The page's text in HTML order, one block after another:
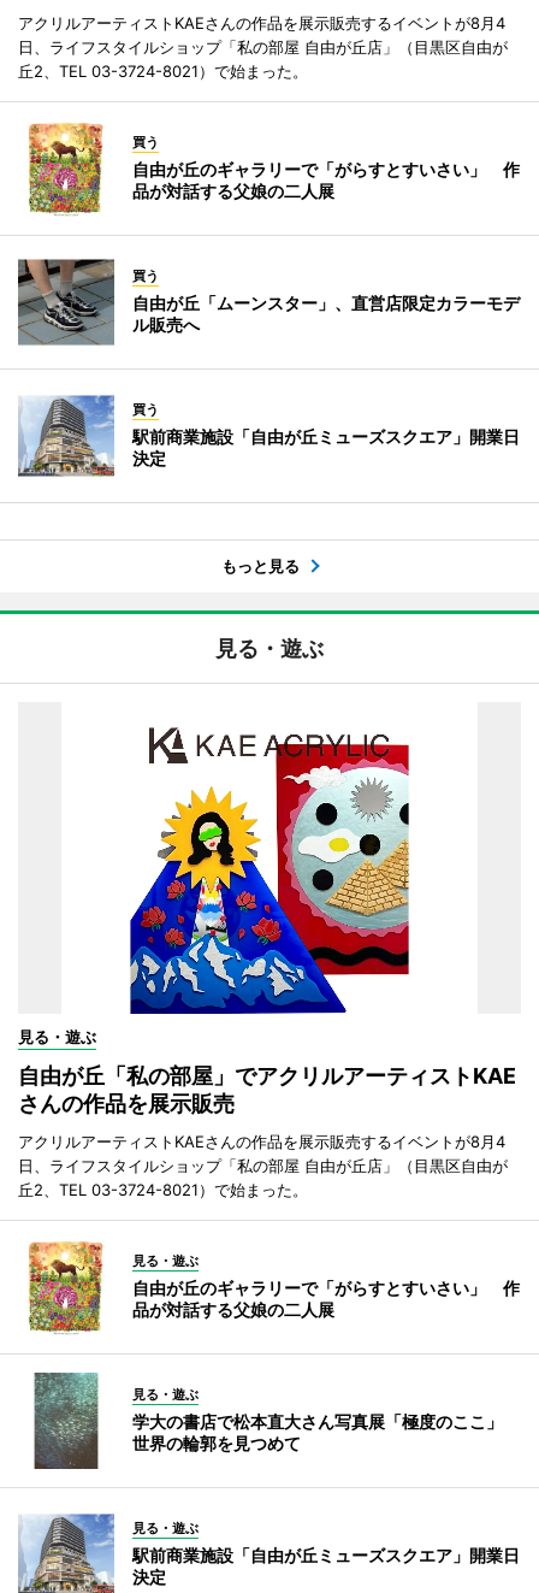
アクリルアーティストKAEさんの作品を展示販売するイベントが8月4
日、ライフスタイルショップ「私の部屋 自由が丘店」（目黒区自由が
丘2、TEL 03-3724-8021）で始まった。
買う
自由が丘のギャラリーで「がらすとすいさい」 作
品が対話する父娘の二人展
買う
自由が丘「ムーンスター」、直営店限定カラーモデ
ル販売へ
買う
駅前商業施設「自由が丘ミューズスクエア」開業日
決定
もっと見る
見る・遊ぶ
見る・遊ぶ
自由が丘「私の部屋」でアクリルアーティストKAE
さんの作品を展示販売
アクリルアーティストKAEさんの作品を展示販売するイベントが8月4
日、ライフスタイルショップ「私の部屋 自由が丘店」（目黒区自由が
丘2、TEL 03-3724-8021）で始まった。
見る・遊ぶ
自由が丘のギャラリーで「がらすとすいさい」 作
品が対話する父娘の二人展
見る・遊ぶ
学大の書店で松本直大さん写真展「極度のここ」
世界の輪郭を見つめて
見る・遊ぶ
駅前商業施設「自由が丘ミューズスクエア」開業日
決定